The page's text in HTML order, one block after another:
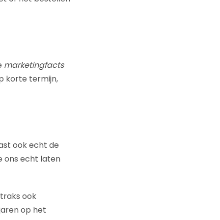
marketingfacts
korte termijn,
ook echt de
ons echt laten
ook
op het